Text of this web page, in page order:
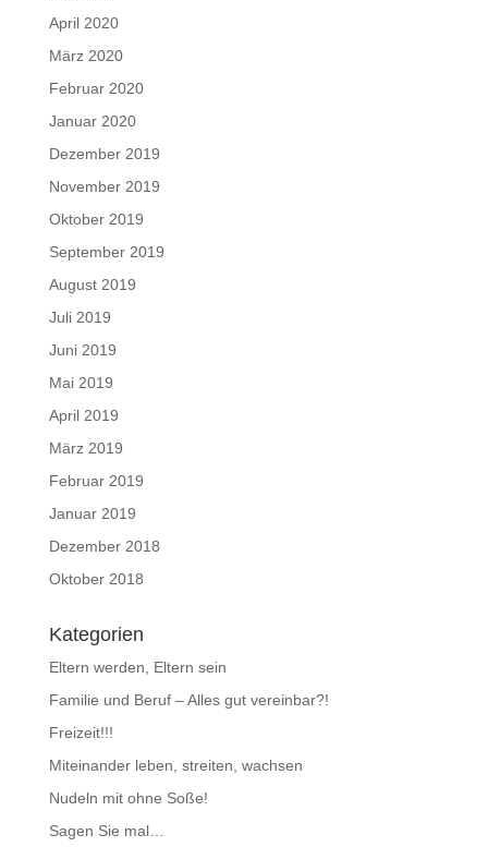
April 2020
März 2020
Februar 2020
Januar 2020
Dezember 2019
November 2019
Oktober 2019
September 2019
August 2019
Juli 2019
Juni 2019
Mai 2019
April 2019
März 2019
Februar 2019
Januar 2019
Dezember 2018
Oktober 2018
Kategorien
Eltern werden, Eltern sein
Familie und Beruf – Alles gut vereinbar?!
Freizeit!!!
Miteinander leben, streiten, wachsen
Nudeln mit ohne Soße!
Sagen Sie mal…